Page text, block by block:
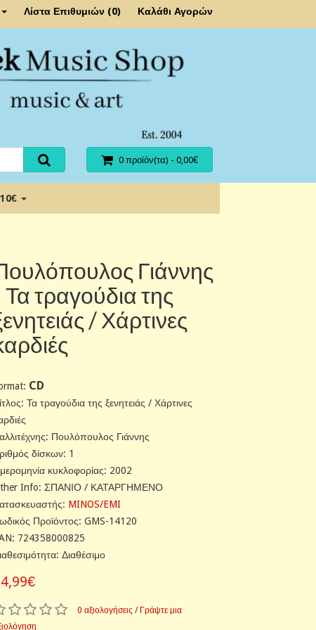
Λίστα Επιθυμιών (0) Καλάθι Αγορών
0 προϊόν(τα) - 0,00€
Γιάννης
Τα τραγούδια της
/ Χάρτινες
CD
Τα τραγούδια της ξενητειάς / Χάρτινες
Πουλόπουλος Γιάννης
δίσκων: 1
κυκλοφορίας: 2002
Info: ΣΠΑΝΙΟ / ΚΑΤΑΡΓΗΜΕΝΟ
MINOS/EMI
Προϊόντος: GMS-14120
724358000825
Διαθέσιμο
0 αξιολογήσεις / Γράψτε μια